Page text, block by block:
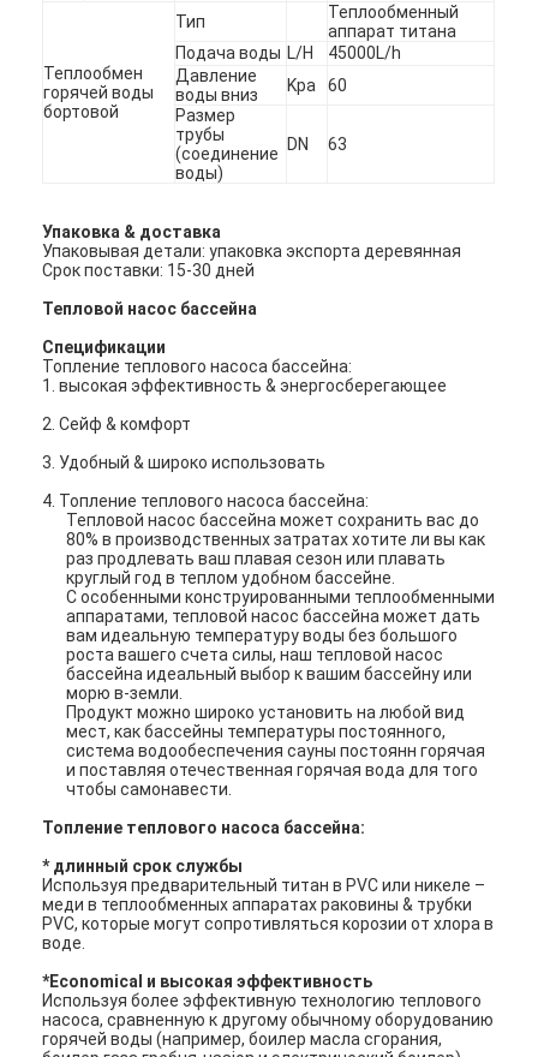
Теплообмен
горячей воды
бортовой
Тип
Теплообменный
аппарат титана
Подача воды L/H
45000L/h
Давление
воды вниз
Kpa
60
Размер
трубы
(соединение
воды)
DN 63
Упаковка & доставка
Упаковывая детали: упаковка экспорта деревянная
Срок поставки: 15-30 дней
Тепловой насос бассейна
Спецификации
Топление теплового насоса бассейна:
1. высокая эффективность & энергосберегающее
2.Сейф & комфорт
3. Удобный & широко использовать
4. Топление теплового насоса бассейна:
Тепловой насос бассейна может сохранить вас до
80% в производственных затратах хотите ли вы как
раз продлевать ваш плавая сезон или плавать
круглый год в теплом удобном бассейне.
С особенными конструированными теплообменными
аппаратами, тепловой насос бассейна может дать
вам идеальную температуру воды без большого
роста вашего счета силы, наш тепловой насос
бассейна идеальный выбор к вашим бассейну или
морю в-земли.
Продукт можно широко установить на любой вид
мест, как бассейны температуры постоянного,
система водообеспечения сауны постоянн горячая
и поставляя отечественная горячая вода для того
чтобы самонавести.
Топление теплового насоса бассейна:
* длинный срок службы
Используя предварительный титан в PVC или никеле –
меди в теплообменных аппаратах раковины & трубки
PVC, которые могут сопротивляться корозии от хлора в
воде.
*Economical и высокая эффективность
Используя более эффективную технологию теплового
насоса, сравненную к другому обычному оборудованию
горячей воды (например, боилер масла сгорания,